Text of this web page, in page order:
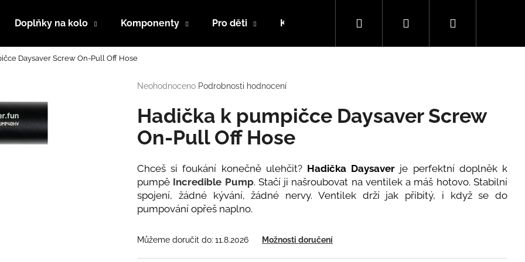
Doplňky na kolo Komponenty Pro děti Kola SLEVY Dárkové kupóny
Hledat PřihlášeníNákupní
Daysaver Screw On-Pull Off Hose
Průměrné
produktu
je
0,0
z
hvězdiček.
Neohodnoceno Podrobnosti hodnocení
Hadička k pumpičce Daysaver Screw
On-Pull Off Hose
Chceš si foukání konečně ulehčit?Hadička Daysaver je perfektní doplněk k
pumpě Incredible Pump. Stačí ji našroubovat na ventilek a máš hotovo. Stabilní
spojení, žádné kývání, žádné nervy. Ventilek drží jak přibitý, i když se do
pumpování opřeš naplno.
Můžeme doručit do: 11.8.2026 Možnosti doručení
Co potřebujete najít?
HLEDAT